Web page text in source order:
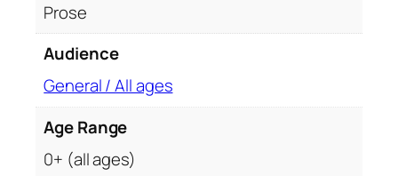
u
t
Prose
Audience
General / All ages
Age Range
0+ (all ages)